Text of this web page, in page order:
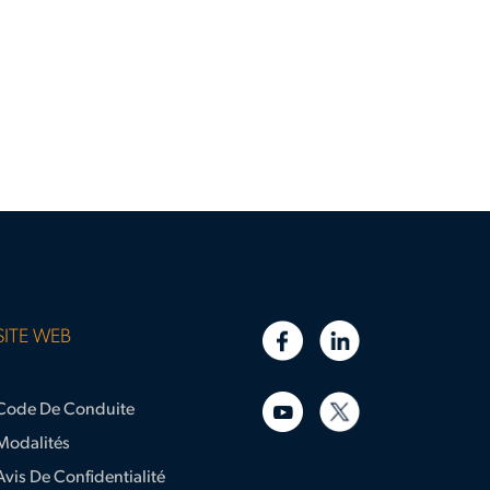
WEB
De Conduite
De Confidentialité